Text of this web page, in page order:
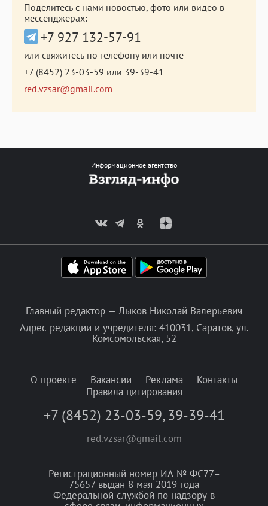
Поделитесь с нами новостью, фото или видео в
мессенджерах:
+7 927 132-57-91
или свяжитесь по телефону или почте
+7 (8452) 23-03-59 или 39-39-41
red.vzsar@gmail.com
Информационное агентство
Главный редактор — Лыков Николай Валерьевич
Адрес редакции и учредителя: 410031, Саратов, ул.
Комсомольская, 52
О проекте Вакансии Реклама
Контакты
Правила цитирования
+7 (8452) 23-03-59, 39-39-41
red.vzsar@gmail.com
Регистрационный номер ИА № ФС77–
75657 выдан 8 мая 2019 года
Федеральной службой по надзору в